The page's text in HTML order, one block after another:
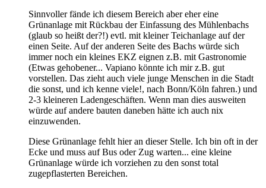
Sinnvoller fände ich diesem Bereich aber eher eine
Grünanlage mit Rückbau der Einfassung des Mühlenbachs
(glaub so heißt der?!) evtl. mit kleiner Teichanlage auf der
einen Seite. Auf der anderen Seite des Bachs würde sich
immer noch ein kleines EKZ eignen z.B. mit Gastronomie
(Etwas gehobener... Vapiano könnte ich mir z.B. gut
vorstellen. Das zieht auch viele junge Menschen in die Stadt
die sonst, und ich kenne viele!, nach Bonn/Köln fahren.) und
2-3 kleineren Ladengeschäften. Wenn man dies ausweiten
würde auf andere bauten daneben hätte ich auch nix
einzuwenden.
Diese Grünanlage fehlt hier an dieser Stelle. Ich bin oft in der
Ecke und muss auf Bus oder Zug warten... eine kleine
Grünanlage würde ich vorziehen zu den sonst total
zugepflasterten Bereichen.